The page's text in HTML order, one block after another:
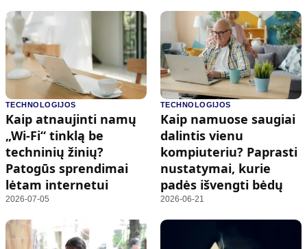
TECHNOLOGIJOS
Kaip atnaujinti namų
„Wi-Fi“ tinklą be
techninių žinių?
Patogūs sprendimai
lėtam internetui
2026-07-05
TECHNOLOGIJOS
Kaip namuose saugiai
dalintis vienu
kompiuteriu? Paprasti
nustatymai, kurie
padės išvengti bėdų
2026-06-21